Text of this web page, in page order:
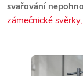
svařování
zámečnické svěrky,